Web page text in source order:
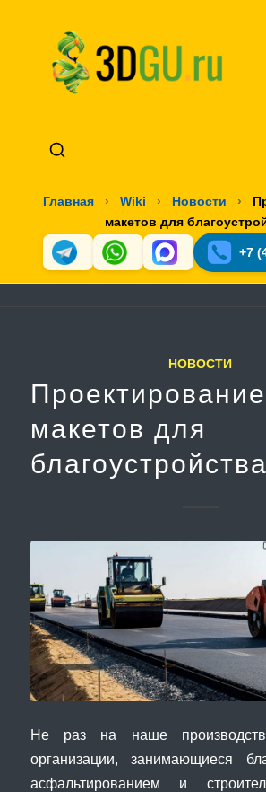
Главная › Wiki › Новости ›
макетов для
+7
НОВОСТИ
Проектирование
макетов для
благоустройства
Не раз на наше
организации, занимающиеся
асфальтированием и